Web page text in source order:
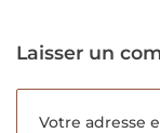
Laisser un
Votre adresse